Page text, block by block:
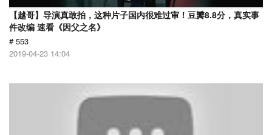
【越哥】导演真敢拍，这种片子国内很难过审！豆瓣8.8分，真实事
件改编 速看《因父之名》
# 553
2019-04-23 14:04